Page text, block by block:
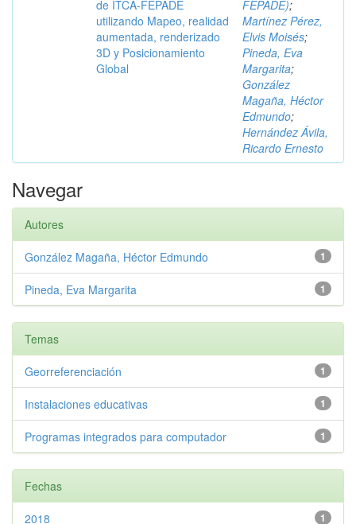
de ITCA-FEPADE
utilizando Mapeo, realidad
aumentada, renderizado
3D y Posicionamiento
Global
FEPADE);
Martínez Pérez,
Elvis Moisés;
Pineda, Eva
Margarita;
González
Magaña, Héctor
Edmundo;
Hernández Ávila,
Ricardo Ernesto
Navegar
Autores
1
González Magaña, Héctor Edmundo
1
Pineda, Eva Margarita
Temas
1
Georreferenciación
1
Instalaciones educativas
1
Programas integrados para computador
Fechas
1
2018